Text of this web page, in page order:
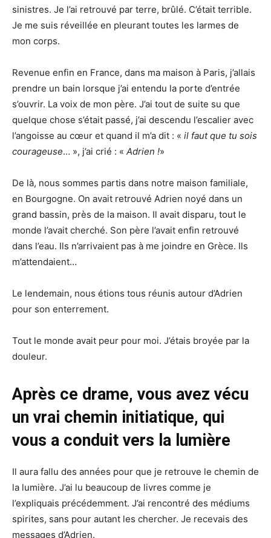
sinistres. Je l’ai retrouvé par terre, brûlé. C’était terrible.
Je me suis réveillée en pleurant toutes les larmes de
mon corps.
Revenue enfin en France, dans ma maison à Paris, j’allais
prendre un bain lorsque j’ai entendu la porte d’entrée
s’ouvrir. La voix de mon père. J’ai tout de suite su que
quelque chose s’était passé, j’ai descendu l’escalier avec
l’angoisse au cœur et quand il m’a dit : « il faut que tu sois
courageuse… », j’ai crié : « Adrien !»
De là, nous sommes partis dans notre maison familiale,
en Bourgogne. On avait retrouvé Adrien noyé dans un
grand bassin, près de la maison. Il avait disparu, tout le
monde l’avait cherché. Son père l’avait enfin retrouvé
dans l’eau. Ils n’arrivaient pas à me joindre en Grèce. Ils
m’attendaient…
Le lendemain, nous étions tous réunis autour d’Adrien
pour son enterrement.
Tout le monde avait peur pour moi. J’étais broyée par la
douleur.
Après ce drame, vous avez vécu
un vrai chemin initiatique, qui
vous a conduit vers la lumière
Il aura fallu des années pour que je retrouve le chemin de
la lumière. J’ai lu beaucoup de livres comme je
l’expliquais précédemment. J’ai rencontré des médiums
spirites, sans pour autant les chercher. Je recevais des
messages d’Adrien.